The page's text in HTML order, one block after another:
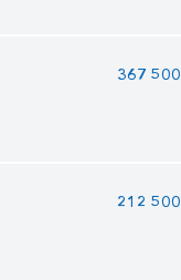
367 500
212 500